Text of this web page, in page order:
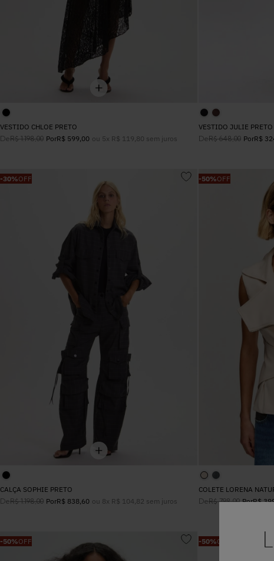
VESTIDO CHLOE PRETO
DeR$ 1.198,00 PorR$ 599,00 ou 5x R$ 119 80 sem juros
VESTIDO JULIE PRETO
DeR$ 648,00 PorR$
-30%OFF
CALÇA SOPHIE PRETO
DeR$ 1.198,00 PorR$ 838,60 ou 8x R$ 104 82 sem juros
-50%OFF
COLETE LORENA
DeR$ 798,00 PorR$
-50%OFF -50%OFF